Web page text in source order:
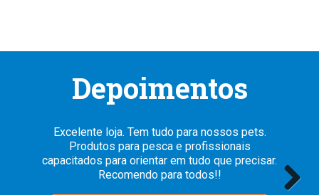
Depoimentos
Atendimento de qualidade com mercadorias de
primeira estão de parabéns!
Ricardo Silva